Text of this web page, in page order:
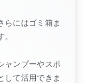
らにはゴミ箱ま
ャンプーやスポ
して活用できま